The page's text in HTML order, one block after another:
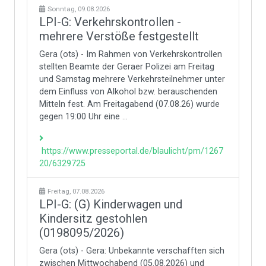
Sonntag, 09.08.2026
LPI-G: Verkehrskontrollen -
mehrere Verstöße festgestellt
Gera (ots) - Im Rahmen von Verkehrskontrollen
stellten Beamte der Geraer Polizei am Freitag
und Samstag mehrere Verkehrsteilnehmer unter
dem Einfluss von Alkohol bzw. berauschenden
Mitteln fest. Am Freitagabend (07.08.26) wurde
gegen 19:00 Uhr eine ...
https://www.presseportal.de/blaulicht/pm/1267
20/6329725
Freitag, 07.08.2026
LPI-G: (G) Kinderwagen und
Kindersitz gestohlen
(0198095/2026)
Gera (ots) - Gera: Unbekannte verschafften sich
zwischen Mittwochabend (05.08.2026) und